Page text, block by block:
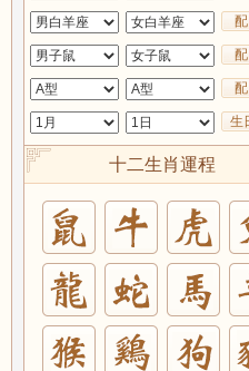
生
十二生肖運程